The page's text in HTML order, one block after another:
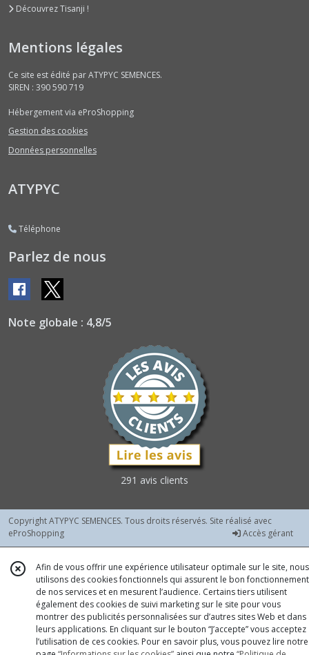
Découvrez Tisanji !
Mentions légales
Ce site est édité par ATYPYC SEMENCES.
SIREN : 390 590 719
Hébergement via eProShopping
Gestion des cookies
Données personnelles
ATYPYC
Téléphone
Parlez de nous
Note globale : 4,8/5
291 avis clients
Copyright ATYPYC SEMENCES. Tous droits réservés. Site réalisé avec
eProShopping
Accès gérant
Afin de vous offrir une expérience utilisateur optimale sur le site, nous
utilisons des cookies fonctionnels qui assurent le bon fonctionnement
de nos services et en mesurent l’audience. Certains tiers utilisent
également des cookies de suivi marketing sur le site pour vous
montrer des publicités personnalisées sur d’autres sites Web et dans
leurs applications. En cliquant sur le bouton “J’accepte” vous acceptez
l’utilisation de ces cookies. Pour en savoir plus, vous pouvez lire notre